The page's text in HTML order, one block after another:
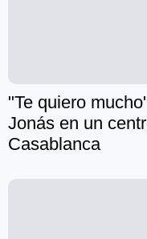
"Te quiero
Jonás en un
Casablanca